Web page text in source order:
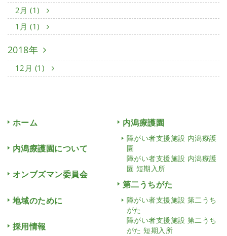
2月 (1)
1月 (1)
2018年
12月 (1)
ホーム
内潟療護園について
オンブズマン委員会
地域のために
採用情報
内潟療護園
障がい者支援施設 内潟療護
園
障がい者支援施設 内潟療護
園 短期入所
第二うちがた
障がい者支援施設 第二うち
がた
障がい者支援施設 第二うち
がた 短期入所